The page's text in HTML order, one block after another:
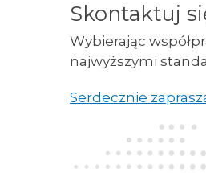
Skontaktuj
Wybierając
najwyższymi
Serdecznie